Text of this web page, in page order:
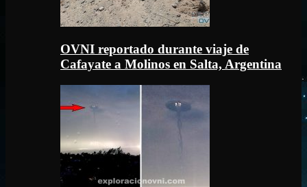
OVNI reportado durante viaje de
Cafayate a Molinos en Salta, Argentina